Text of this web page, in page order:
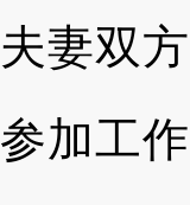
妻双
加工